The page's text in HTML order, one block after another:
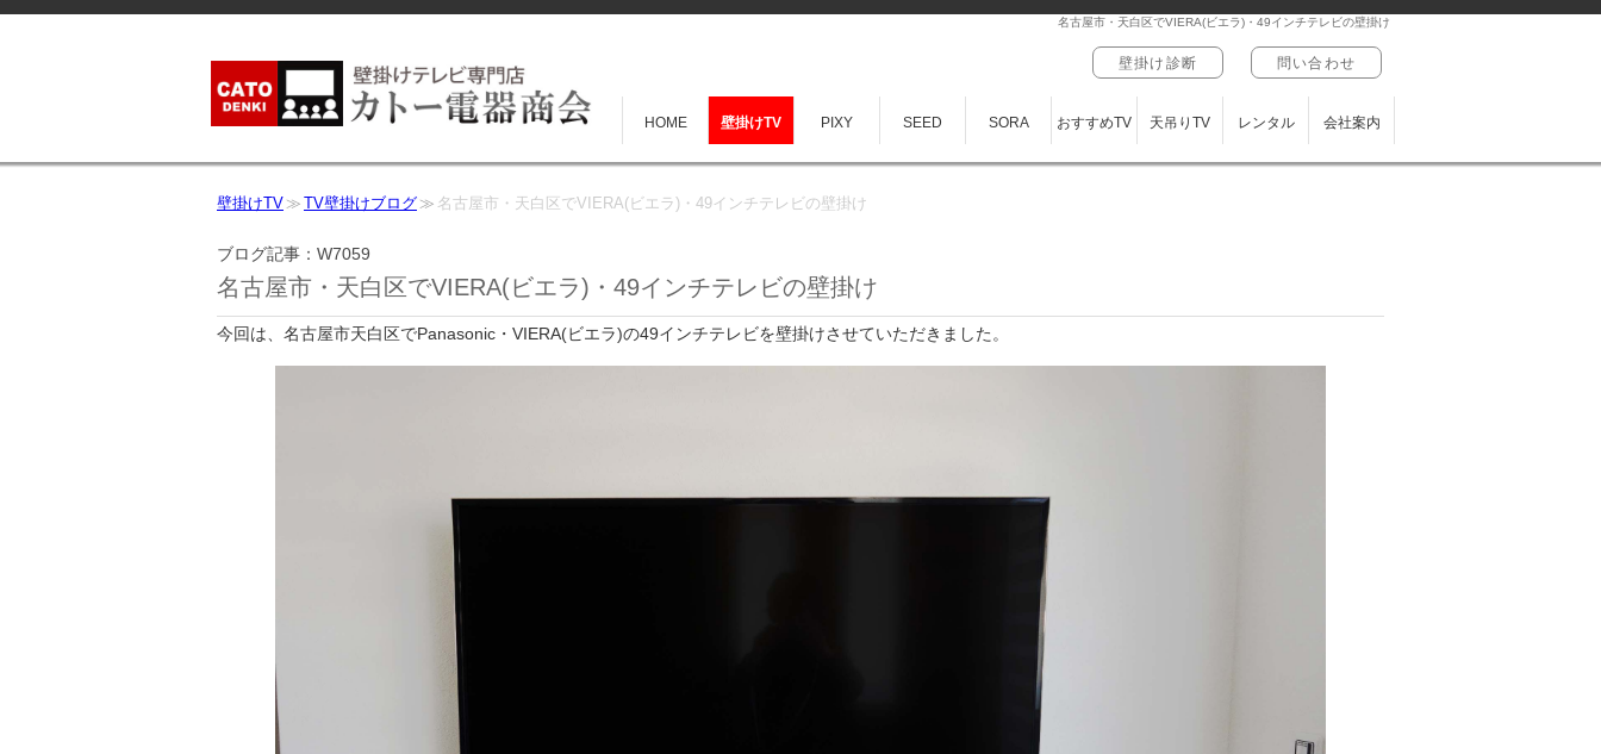
名古屋市・天白区でVIERA(ビエラ)・49インチテレビの壁掛け
壁掛け診断 問い合わせ
HOME 壁掛けTV PIXY SEED SORA おすすめTV 天吊りTV レンタル 会社案内
壁掛けTV TV壁掛けブログ 名古屋市・天白区でVIERA(ビエラ)・49インチテレビの壁掛け
ブログ記事：W7059
名古屋市・天白区でVIERA(ビエラ)・49インチテレビの壁掛け
今回は、名古屋市天白区でPanasonic・VIERA(ビエラ)の49インチテレビを壁掛けさせていただきました。